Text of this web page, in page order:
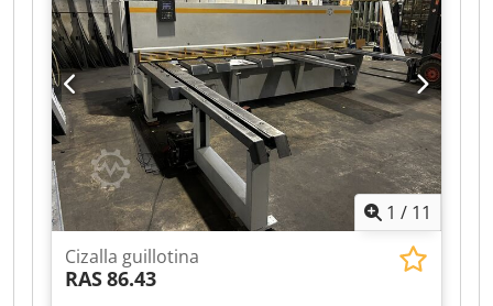
revisada y CUCHILLA SUPERIOR Y PRISMA
INFERIOR CON 5 CANALES, rectificados con 2
posicionadores traseros ajustables
manualmente. Dkedpfx Aezhknleftsr
1 / 11
Cizalla guillotina
RAS86.43